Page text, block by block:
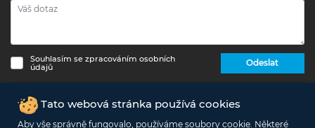
Souhlasím se zpracováním osobních
údajů
Odeslat
Copyright © 2017 - 2026 eshop-strechypr.cz - Všechna
práva vyhrazena -Info o zpracování osobních údajů
Tato webová stránka používá cookies
Aby vše správně fungovalo, používáme soubory cookie. Některé